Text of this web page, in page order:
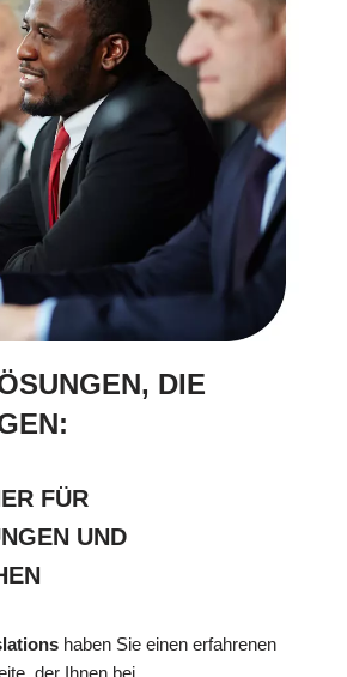
DIE
FÜR
UND
haben Sie einen erfahrenen